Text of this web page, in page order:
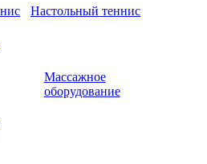
Настольный теннис
Массажное
оборудование